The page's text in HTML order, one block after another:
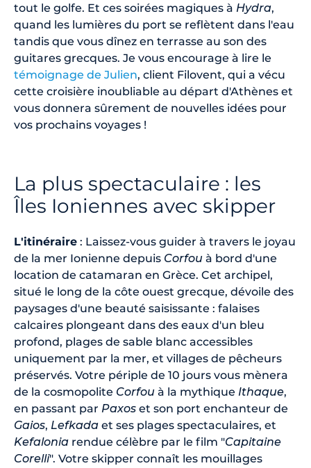
tout le golfe. Et ces soirées magiques à Hydra,
quand les lumières du port se reflètent dans l'eau
tandis que vous dînez en terrasse au son des
guitares grecques. Je vous encourage à lire le
témoignage de Julien, client Filovent, qui a vécu
cette croisière inoubliable au départ d'Athènes et
vous donnera sûrement de nouvelles idées pour
vos prochains voyages !
La plus spectaculaire : les
Îles Ioniennes avec skipper
L'itinéraire : Laissez-vous guider à travers le joyau
de la mer Ionienne depuis Corfou à bord d'une
location de catamaran en Grèce. Cet archipel,
situé le long de la côte ouest grecque, dévoile des
paysages d'une beauté saisissante : falaises
calcaires plongeant dans des eaux d'un bleu
profond, plages de sable blanc accessibles
uniquement par la mer, et villages de pêcheurs
préservés. Votre périple de 10 jours vous mènera
de la cosmopolite Corfou à la mythique Ithaque,
en passant par Paxos et son port enchanteur de
Gaios, Lefkada et ses plages spectaculaires, et
Kefalonia rendue célèbre par le film "Capitaine
Corelli". Votre skipper connaît les mouillages